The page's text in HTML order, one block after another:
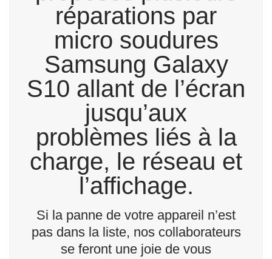
réparations par
micro soudures
Samsung Galaxy
S10 allant de l’écran
jusqu’aux
problèmes liés à la
charge, le réseau et
l’affichage.
Si la panne de votre appareil n’est
pas dans la liste, nos collaborateurs
se feront une joie de vous